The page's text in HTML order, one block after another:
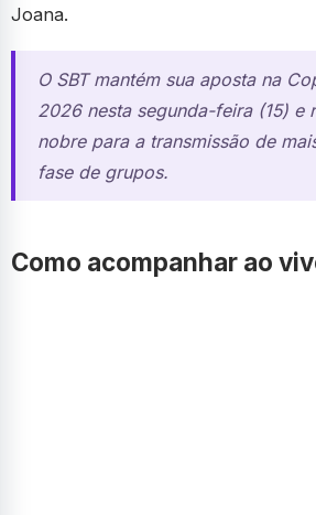
Joana.
O SBT mantém sua aposta na
2026 nesta segunda-feira (15) e
nobre para a transmissão de
fase de grupos.
Como acompanhar ao